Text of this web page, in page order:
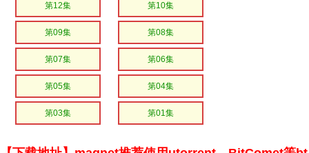
第12集 第10集
第09集 第08集
第07集 第06集
第05集 第04集
第03集 第01集